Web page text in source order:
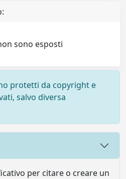
sono esposti
protetti da copyright e
salvo diversa
per citare o creare un